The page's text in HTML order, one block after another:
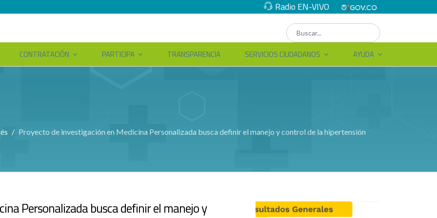
Radio EN-VIVO
CONTRATACIÓN PARTICIPA TRANSPARENCIA SERVICIOS CIUDADANOS AYUDA
Proyecto de investigación en Medicina Personalizada busca definir el manejo y control de la hipertensión
Personalizada busca definir el manejo y